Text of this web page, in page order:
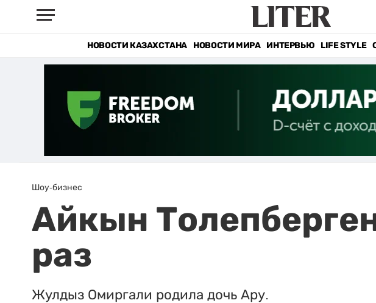
НОВОСТИ КАЗАХСТАНА НОВОСТИ МИРА ИНТЕРВЬЮ LIFE STYLE
Шоу-бизнес
Айкын
раз
Жулдыз Омиргали родила дочь Ару.